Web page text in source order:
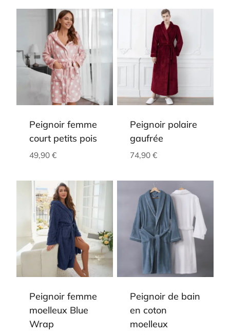
Peignoir femme
court petits pois
49,90 €
Peignoir polaire
gaufrée
74,90 €
Peignoir femme
moelleux Blue
Wrap
Peignoir de bain
en coton
moelleux